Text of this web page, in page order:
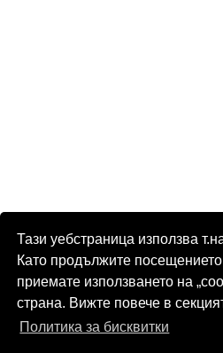
Тази уебстраница използва
Като продължите
приемате използването на
страна. Вижте повече в
Политика за бисквитки